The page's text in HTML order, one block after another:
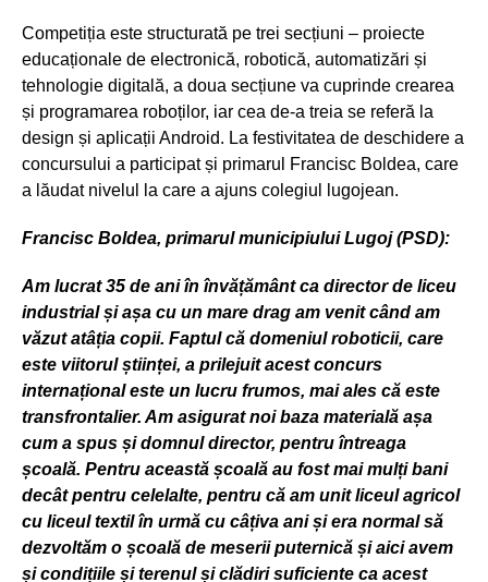
Competiția este structurată pe trei secțiuni – proiecte
educaționale de electronică, robotică, automatizări și
tehnologie digitală, a doua secțiune va cuprinde crearea
și programarea roboților, iar cea de-a treia se referă la
design și aplicații Android. La festivitatea de deschidere a
concursului a participat și primarul Francisc Boldea, care
a lăudat nivelul la care a ajuns colegiul lugojean.
Francisc Boldea, primarul municipiului Lugoj (PSD):
Am lucrat 35 de ani în învățământ ca director de liceu
industrial și așa cu un mare drag am venit când am
văzut atâția copii. Faptul că domeniul roboticii, care
este viitorul științei, a prilejuit acest concurs
internațional este un lucru frumos, mai ales că este
transfrontalier. Am asigurat noi baza materială așa
cum a spus și domnul director, pentru întreaga
școală. Pentru această școală au fost mai mulți bani
decât pentru celelalte, pentru că am unit liceul agricol
cu liceul textil în urmă cu câțiva ani și era normal să
dezvoltăm o școală de meserii puternică și aici avem
și condițiile și terenul și clădiri suficiente ca acest